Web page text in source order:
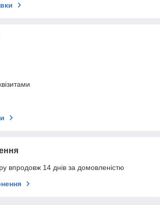
впродовж 14 днів за домовленістю